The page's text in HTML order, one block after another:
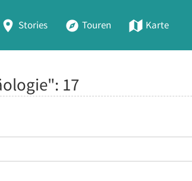
Stories Touren Karte
17